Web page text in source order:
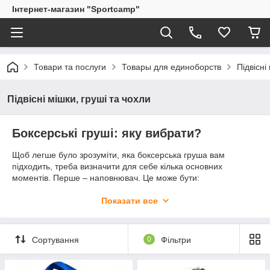
Інтернет-магазин "Sportcamp"
Товари та послуги Товары для единоборств
Підвісні мішки, груші та чохли
Боксерські груші: яку вибрати?
Щоб легше було зрозуміти, яка боксерська груша вам
підходить, треба визначити для себе кілька основних
моментів. Перше – наповнювач. Це може бути:
· деревна тирса;
· гумова стружка.
Показати все
Сортування 0 Фільтри